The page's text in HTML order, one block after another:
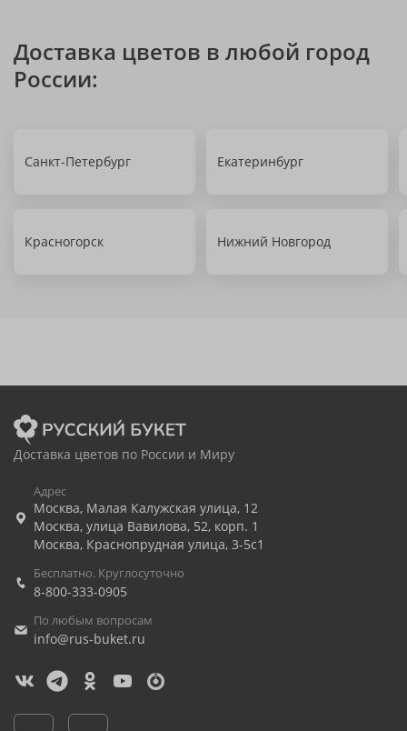
Доставка цветов в любой город
России:
Санкт-Петербург Екатеринбург
Красногорск Нижний Новгород
Доставка цветов по России и Миру
Адрес
Москва, Малая Калужская улица, 12
Москва, улица Вавилова, 52, корп. 1
Москва, Краснопрудная улица, 3-5с1
Бесплатно. Круглосуточно
8-800-333-0905
По любым вопросам
info@rus-buket.ru